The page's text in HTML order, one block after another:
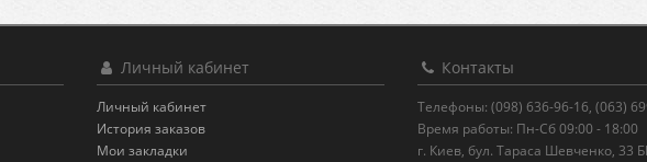
Личный кабинет
Личный кабинет
История заказов
Мои закладки
Контакты
Телефоны: (098) 636-96-16, (063)
Время работы: Пн-Сб 09:00 - 18:00
г. Киев, бул. Тараса Шевченко, 33